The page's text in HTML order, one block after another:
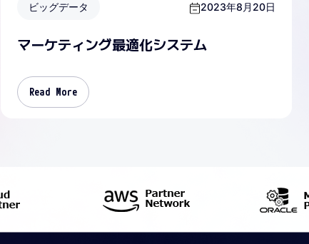
ビッグデータ 2023年8月20日
マーケティング最適化システム
Read More